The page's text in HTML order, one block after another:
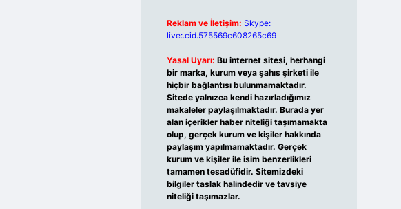
Reklam ve İletişim: Skype:
live:.cid.575569c608265c69
Yasal Uyarı: Bu internet sitesi, herhangi
bir marka, kurum veya şahıs şirketi ile
hiçbir bağlantısı bulunmamaktadır.
Sitede yalnızca kendi hazırladığımız
makaleler paylaşılmaktadır. Burada yer
alan içerikler haber niteliği taşımamakta
olup, gerçek kurum ve kişiler hakkında
paylaşım yapılmamaktadır. Gerçek
kurum ve kişiler ile isim benzerlikleri
tamamen tesadüfidir. Sitemizdeki
bilgiler taslak halindedir ve tavsiye
niteliği taşımazlar.